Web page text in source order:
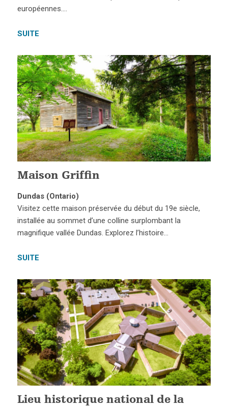
européennes….
SUITE
Maison Griffin
Dundas (Ontario)
Visitez cette maison préservée du début du 19e siècle,
installée au sommet d’une colline surplombant la
magnifique vallée Dundas. Explorez l’histoire…
SUITE
Lieu historique national de la